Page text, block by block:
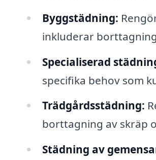
Byggstädning:
inkluderar
Specialiserad
specifika behov som
Trädgårdsstädning:
borttagning av skräp
Städning av